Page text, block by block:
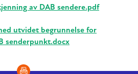
av DAB sendere.pdf
utvidet begrunnelse for
senderpunkt.docx